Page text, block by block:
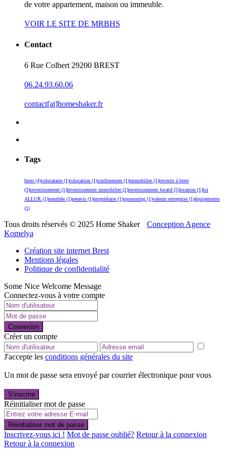
de votre appartement, maison ou immeuble.
VOIR LE SITE DE MRBHS
Contact
6 Rue Colbert 29200 BREST
06.24.93.60.06
contact[at]homeshaker.fr
Tags
brest (4)colocataire (1)colocation (1)confinement (1)immobilier(1)investir à brest
(3)investissement (1)Investissement immobilier(2)investissement locatif(5)location (1)loi
ALLUR (1)meublée (1)preavis (1)propriétaire (1)sponsoring (1)valeurs entreprise (1)équipements
(1)
Tous droits réservés © 2025 Home Shaker
Conception Agence
Komelya
Création site internet Brest
Mentions légales
Politique de confidentialité
Some Nice Welcome Message
Connectez-vous à votre compte
Connexion
Créer un compte
J'accepte les conditions générales du site
Un mot de passe sera envoyé par courrier électronique pour vous
S'inscrire
Réinitialiser mot de passe
Réinitialiser mot de passe
Inscrivez-vous ici ! Mot de passe oublié? Retour à la connexion
Retour à la connexion